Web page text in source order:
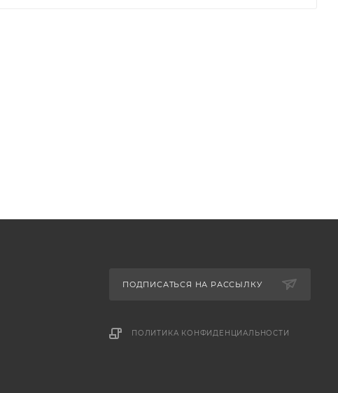
ПОДПИСАТЬСЯ НА РАССЫЛКУ
ПОЛИТИКА КОНФИДЕНЦИАЛЬНОСТИ